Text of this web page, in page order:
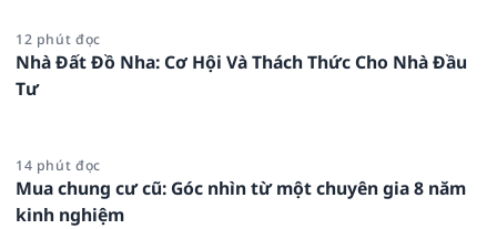
12 phút đọc
Nhà Đất Đồ Nha: Cơ Hội Và Thách Thức Cho Nhà Đầu
Tư
14 phút đọc
Mua chung cư cũ: Góc nhìn từ một chuyên gia 8 năm
kinh nghiệm